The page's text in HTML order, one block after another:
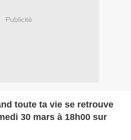
Publicité
toute ta vie se retrouve
30 mars à 18h00 sur